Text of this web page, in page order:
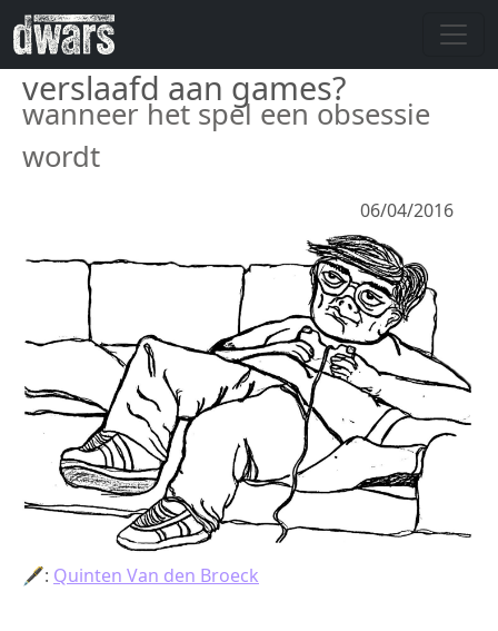
Skip to main content
verslaafd aan games?
wanneer het spel een obsessie
wordt
06/04/2016
🖋: Quinten Van den Broeck